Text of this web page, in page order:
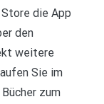
die App
den
weitere
Sie im
zum